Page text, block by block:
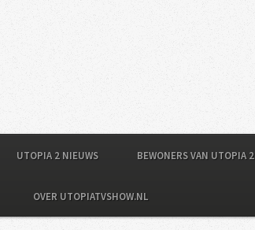
UTOPIA 2 NIEUWS BEWONERS VAN UTOPIA 2
OVER UTOPIATVSHOW.NL